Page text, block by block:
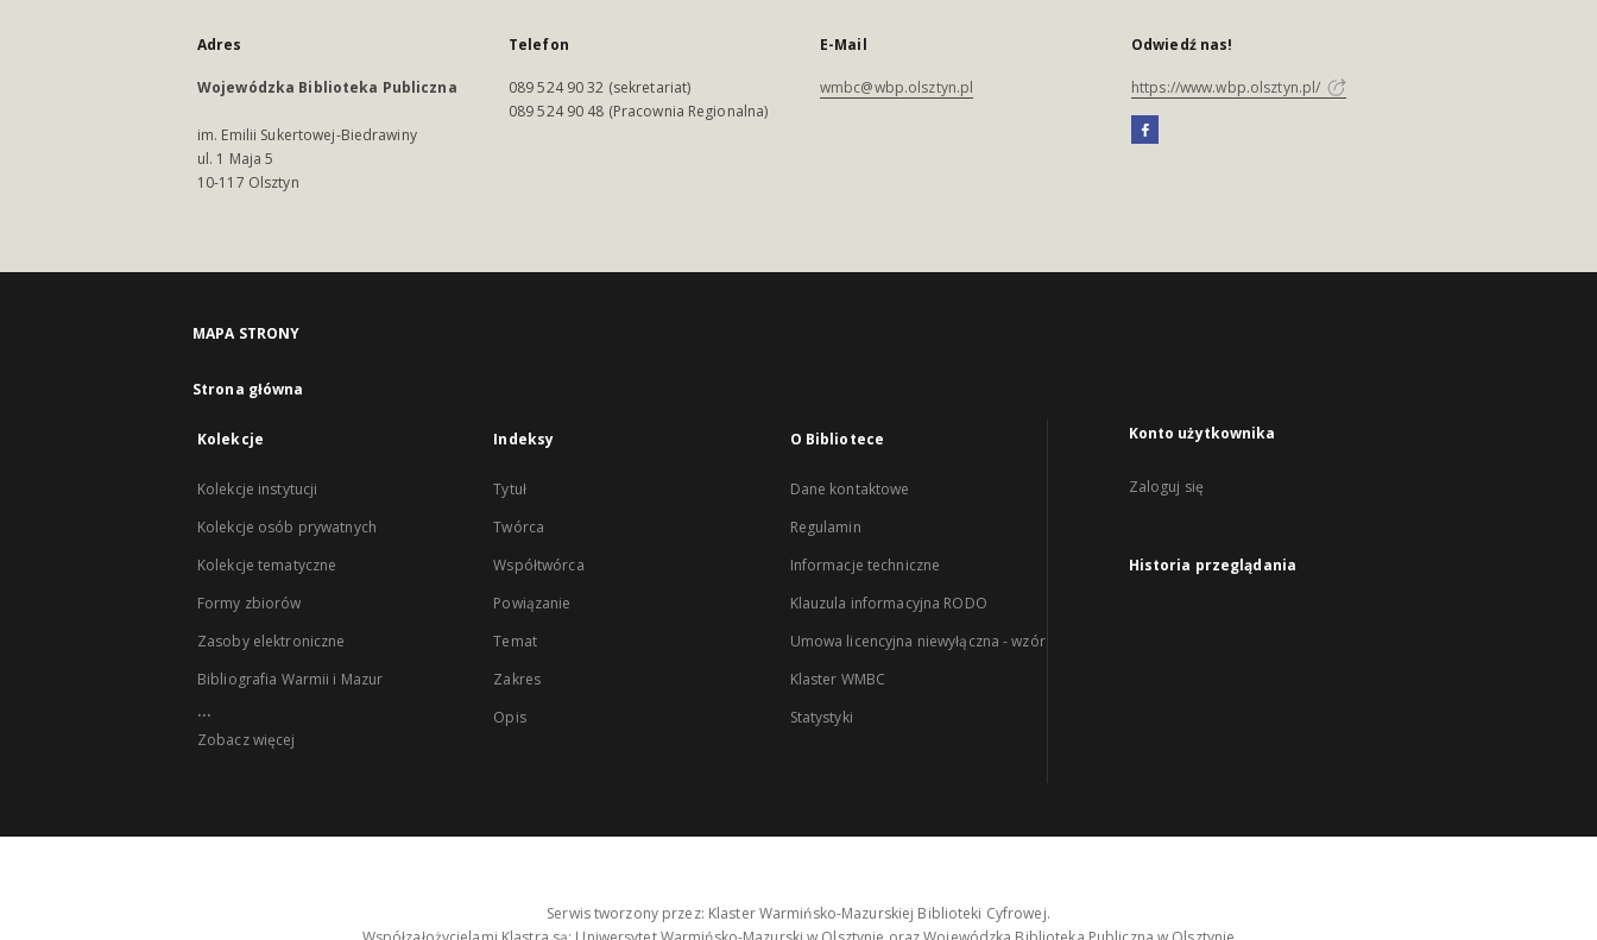
Adres
Wojewódzka Biblioteka Publiczna
im. Emilii Sukertowej-Biedrawiny
ul. 1 Maja 5
10-117 Olsztyn
Telefon
089 524 90 32 (sekretariat)
089 524 90 48 (Pracownia Regionalna)
E-Mail
wmbc@wbp.olsztyn.pl
Odwiedź nas!
https://www.wbp.olsztyn.pl/
MAPA STRONY
Strona główna
Kolekcje
Kolekcje instytucji
Kolekcje osób prywatnych
Kolekcje tematyczne
Formy zbiorów
Zasoby elektroniczne
Bibliografia Warmii i Mazur
...
Zobacz więcej
Indeksy
Tytuł
Twórca
Współtwórca
Powiązanie
Temat
Zakres
Opis
O Bibliotece
Dane kontaktowe
Regulamin
Informacje techniczne
Klauzula informacyjna RODO
Umowa licencyjna niewyłączna - wzór
Klaster WMBC
Statystyki
Konto użytkownika
Zaloguj się
Historia przeglądania
Serwis tworzony przez: Klaster Warmińsko-Mazurskiej Biblioteki Cyfrowej.